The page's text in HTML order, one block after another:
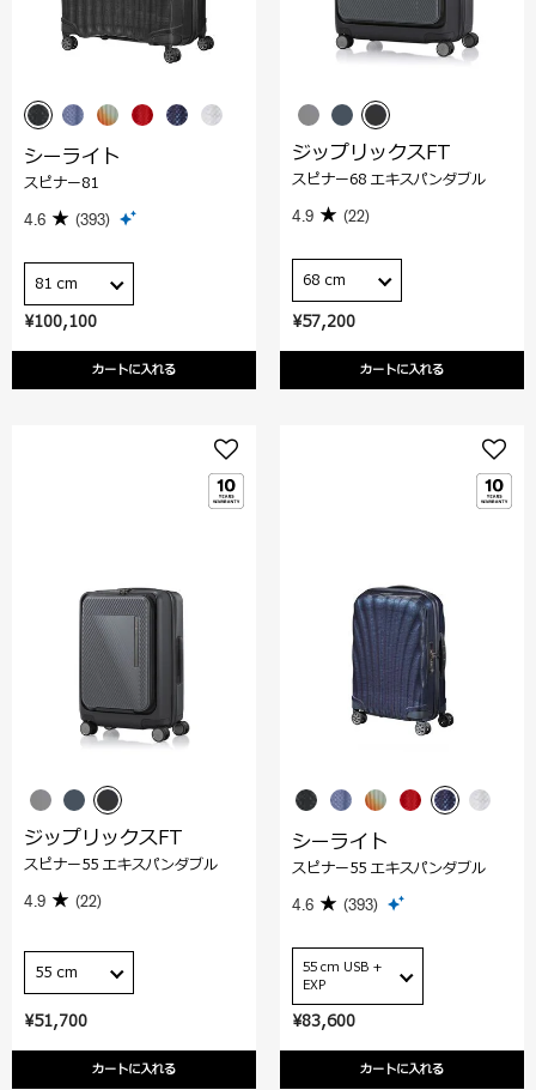
¥100,100
カートに入れる
シーライト
スピナー81
4.6 (393)
81 cm
¥57,200
カートに入れる
ジップリックスFT
スピナー68 エキスパンダブル
4.9 (22)
68 cm
¥51,700
カートに入れる
ジップリックスFT
スピナー55 エキスパンダブル
4.9 (22)
55 cm
¥83,600
カートに入れる
シーライト
スピナー55 エキスパンダブル
4.6 (393)
55 cm USB +
EXP